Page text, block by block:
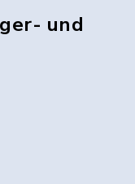
und